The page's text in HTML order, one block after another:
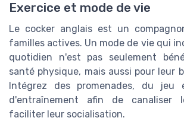
Exercice et mode de vie
Le cocker anglais est un
familles actives. Un mode de vie qui
quotidien n'est pas seulement
santé physique, mais aussi pour leur
Intégrez des promenades, du jeu
d'entraînement afin de canaliser
faciliter leur socialisation.